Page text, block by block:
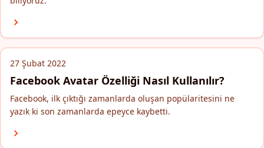
27 Şubat 2022
Facebook Avatar Özelliği Nasıl Kullanılır?
Facebook, ilk çıktığı zamanlarda oluşan popülaritesini ne
yazık ki son zamanlarda epeyce kaybetti.